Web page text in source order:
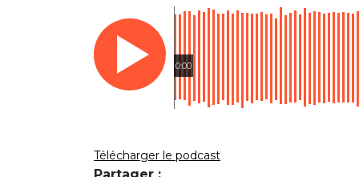
0:00
Télécharger le podcast